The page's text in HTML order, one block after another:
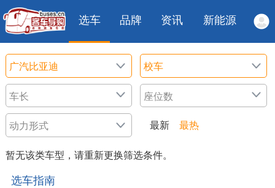
选车 品牌 资讯 新能源
最新 最热
暂无该类车型，请重新更换筛选条件。
选车指南